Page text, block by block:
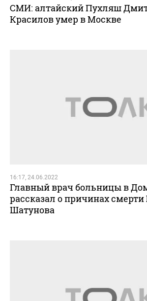
СМИ: алтайский Пухляш
Красилов умер в Москве
16:17, 24.06.2022
Главный врач больницы в
рассказал о причинах
Шатунова